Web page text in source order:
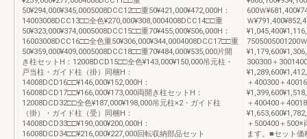
50¥294,000¥345,0005008DCC12□□重50¥421,000¥472,000H：
14003008DCC13□□全色¥270,000¥308,0004008DCC14□□重
50¥323,000¥374,0005008DCC15□□重70¥455,000¥506,000H：
16003008DCC16□□全色重50¥306,000¥344,0004008DCC17□□重
50¥359,000¥409,0005008DCC18□□重70¥484,000¥535,000片開
き柱セットH：12008DCD15□□全色¥143,000¥150,000吊元柱・
戸当柱・ガイド柱（掛）同梱H：
14008DCD16□□¥146,000¥152,000H：
16008DCD17□□¥166,000¥173,000両開き柱セットH：
12008DCD32□□全色¥187,000¥198,000吊元柱×2・ガイド柱
（掛）・ガイド柱（受）同梱H：
14008DCD33□□¥190,000¥200,000H：
16008DCD34□□¥216,000¥227,000回転収納部品セット
600Ｗ
Ｗ
7505005001200Ｗ
300300＋
＋400300＋
＋400400＋
＋500400＋
ます。■セット